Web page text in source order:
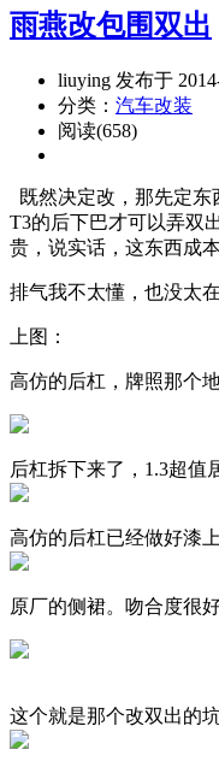
雨燕改包围双出
liuying 发布于
分类： 汽车改装
阅读(658)
既然决定改，那先定东
T3的后下巴才可以弄双
贵，说实话，这东西成
排气我不太懂，也没太
上图：
高仿的后杠，牌照那个
后杠拆下来了，1.3超值
高仿的后杠已经做好漆
原厂的侧裙。吻合度很
这个就是那个改双出的